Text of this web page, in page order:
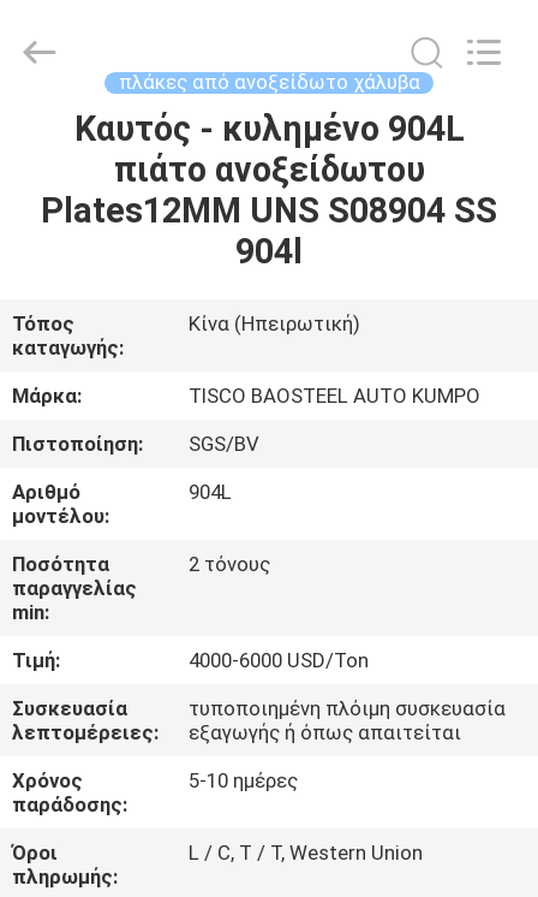
ΣΠΊΤΙ
ΠΡΟΪΌΝΤΑ
ΕΜΕΊΣ
ΓΎΡΟΣ
ΕΡΓΟΣΤΑΣΊΩΝ
ΠΟΙΟΤΙΚΌΣ
ΈΛΕΓΧΟΣ
ΕΛΆΤΕ
ΣΕ
ΕΠΑΦΉ
ΜΕ
ΕΙΔΉΣΕΙΣ
INDUSTRIAL
LIMITED.
πλάκες από ανοξείδωτο χάλυβα
Καυτός - κυλημένο 904L
πιάτο ανοξείδωτου
Plates12MM UNS S08904 SS
904l
Τόπος
καταγωγής:
Κίνα (Ηπειρωτική)
Μάρκα:
TISCO BAOSTEEL AUTO KUMPO
Πιστοποίηση:
SGS/BV
Αριθμό
μοντέλου:
904L
Ποσότητα
παραγγελίας
min:
2 τόνους
Τιμή:
4000-6000 USD/Ton
Συσκευασία
λεπτομέρειες:
τυποποιημένη πλόιμη συσκευασία
εξαγωγής ή όπως απαιτείται
Χρόνος
παράδοσης:
5-10 ημέρες
Όροι
πληρωμής:
L / C, T / T, Western Union